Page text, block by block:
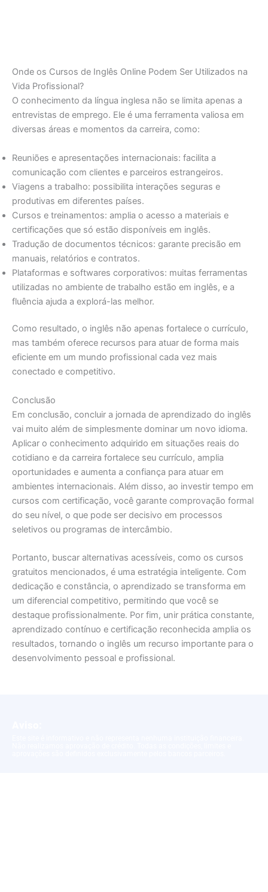
Onde os Cursos de Inglês Online Podem Ser Utilizados na
Vida Profissional?
O conhecimento da língua inglesa não se limita apenas a
entrevistas de emprego. Ele é uma ferramenta valiosa em
diversas áreas e momentos da carreira, como:
Reuniões e apresentações internacionais: facilita a
comunicação com clientes e parceiros estrangeiros.
Viagens a trabalho: possibilita interações seguras e
produtivas em diferentes países.
Cursos e treinamentos: amplia o acesso a materiais e
certificações que só estão disponíveis em inglês.
Tradução de documentos técnicos: garante precisão em
manuais, relatórios e contratos.
Plataformas e softwares corporativos: muitas ferramentas
utilizadas no ambiente de trabalho estão em inglês, e a
fluência ajuda a explorá-las melhor.
Como resultado, o inglês não apenas fortalece o currículo,
mas também oferece recursos para atuar de forma mais
eficiente em um mundo profissional cada vez mais
conectado e competitivo.
Conclusão
Em conclusão, concluir a jornada de aprendizado do inglês
vai muito além de simplesmente dominar um novo idioma.
Aplicar o conhecimento adquirido em situações reais do
cotidiano e da carreira fortalece seu currículo, amplia
oportunidades e aumenta a confiança para atuar em
ambientes internacionais. Além disso, ao investir tempo em
cursos com certificação, você garante comprovação formal
do seu nível, o que pode ser decisivo em processos
seletivos ou programas de intercâmbio.
Portanto, buscar alternativas acessíveis, como os cursos
gratuitos mencionados, é uma estratégia inteligente. Com
dedicação e constância, o aprendizado se transforma em
um diferencial competitivo, permitindo que você se
destaque profissionalmente. Por fim, unir prática constante,
aprendizado contínuo e certificação reconhecida amplia os
resultados, tornando o inglês um recurso importante para o
desenvolvimento pessoal e profissional.